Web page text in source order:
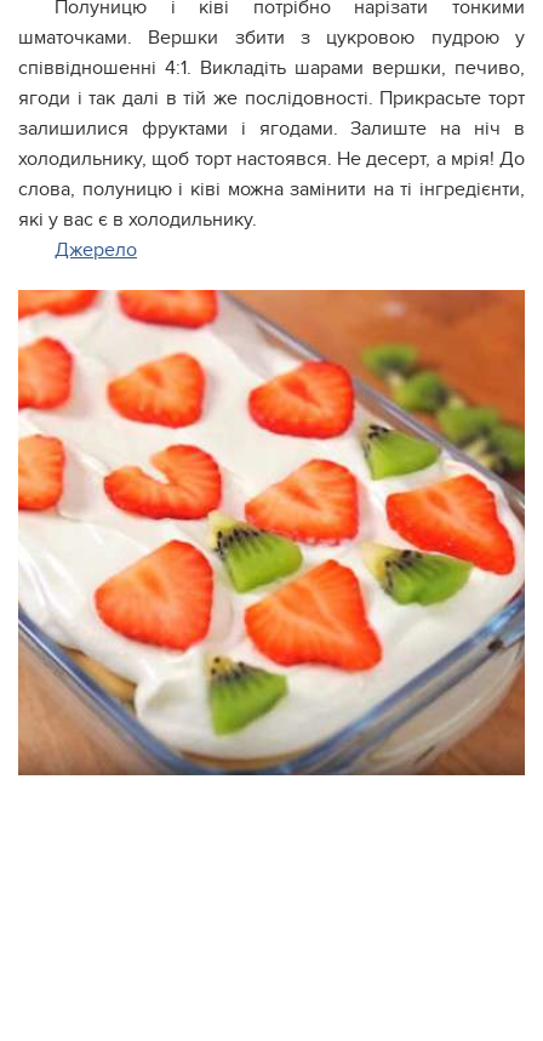
Полуницю і ківі потрібно нарізати тонкими
шматочками. Вершки збити з цукровою пудрою у
співвідношенні 4:1. Викладіть шарами вершки, печиво,
ягоди і так далі в тій же послідовності. Прикрасьте торт
залишилися фруктами і ягодами. Залиште на ніч в
холодильнику, щоб торт настоявся. Не десерт, а мрія! До
слова, полуницю і ківі можна замінити на ті інгредієнти,
які у вас є в холодильнику.
Джерело